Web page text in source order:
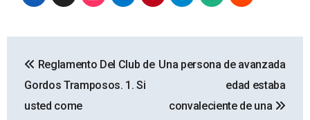
de
entradas
Reglamento Del Club de
Gordos Tramposos. 1. Si
usted come
Una persona de avanzada
edad estaba
convaleciente de una